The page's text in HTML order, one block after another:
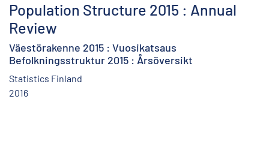
Population Structure 2015 : Annual
Review
Väestörakenne 2015 : Vuosikatsaus
Befolkningsstruktur 2015 : Årsöversikt
Statistics Finland
2016